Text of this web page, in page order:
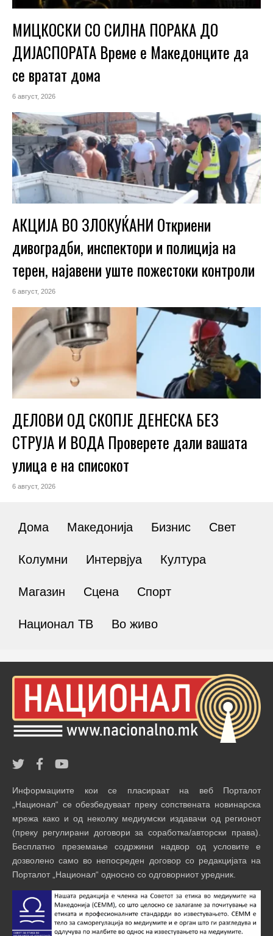
МИЦКОСКИ СО СИЛНА ПОРАКА ДО
ДИЈАСПОРАТА Време е Македонците да
се вратат дома
6 август, 2026
АКЦИЈА ВО ЗЛОКУЌАНИ Откриени
дивоградби, инспектори и полиција на
терен, најавени уште пожестоки контроли
6 август, 2026
ДЕЛОВИ ОД СКОПЈЕ ДЕНЕСКА БЕЗ
СТРУЈА И ВОДА Проверете дали вашата
улица е на списокот
6 август, 2026
Дома Македонија Бизнис Свет
Колумни Интервјуа Култура
Магазин Сцена Спорт
Национал ТВ Во живо
Информациите кои се пласираат на веб Порталот
„Национал“ се обезбедуваат преку сопствената новинарска
мрежа како и од неколку медиумски издавачи од регионот
(преку регулирани договори за соработка/авторски права).
Бесплатно преземање содржини надвор од условите е
дозволено само во непосреден договор со редакцијата на
Порталот „Национал“ односно со одговорниот уредник.